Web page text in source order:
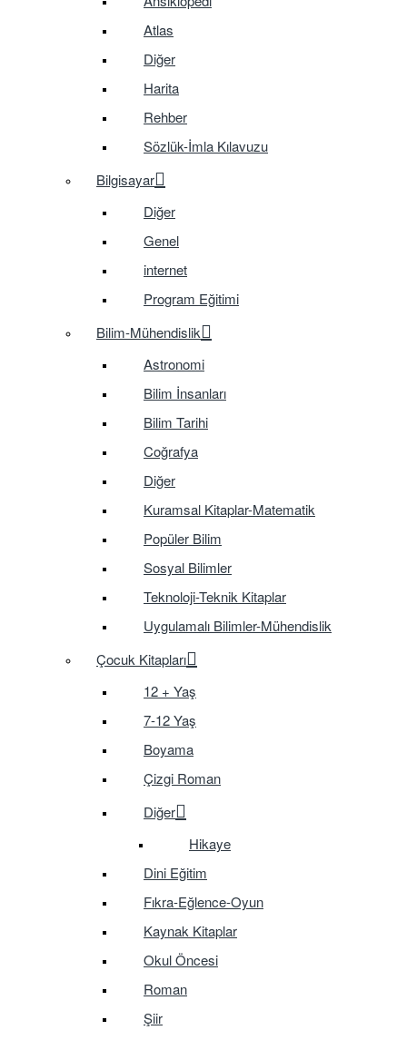
Atlas
Diğer
Harita
Rehber
Sözlük-İmla Kılavuzu
Bilgisayar
Diğer
Genel
internet
Program Eğitimi
Bilim-Mühendislik
Astronomi
Bilim İnsanları
Bilim Tarihi
Coğrafya
Diğer
Kuramsal Kitaplar-Matematik
Popüler Bilim
Sosyal Bilimler
Teknoloji-Teknik Kitaplar
Uygulamalı Bilimler-Mühendislik
Çocuk Kitapları
12 + Yaş
7-12 Yaş
Boyama
Çizgi Roman
Diğer
Hikaye
Dini Eğitim
Fıkra-Eğlence-Oyun
Kaynak Kitaplar
Okul Öncesi
Roman
Şiir